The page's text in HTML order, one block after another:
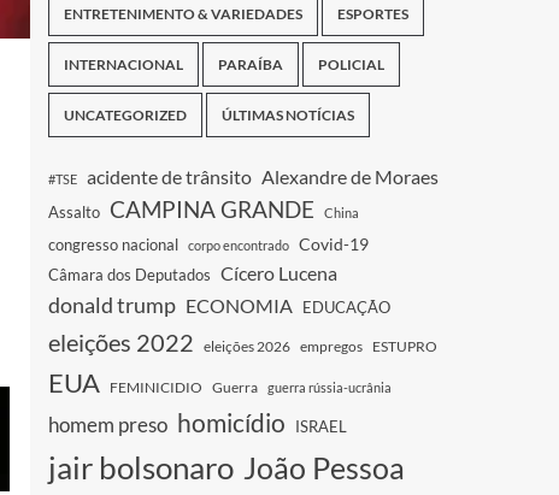
ENTRETENIMENTO & VARIEDADES ESPORTES
INTERNACIONAL PARAÍBA POLICIAL
UNCATEGORIZED ÚLTIMAS NOTÍCIAS
#TSE acidente de trânsito Alexandre de Moraes
Assalto CAMPINA GRANDE China
congresso nacional corpo encontrado Covid-19
Câmara dos Deputados Cícero Lucena
donald trump ECONOMIA EDUCAÇÃO
eleições 2022 eleições 2026 empregos ESTUPRO
EUA FEMINICIDIO Guerra guerra rússia-ucrânia
homem preso homicídio ISRAEL
jair bolsonaro João Pessoa